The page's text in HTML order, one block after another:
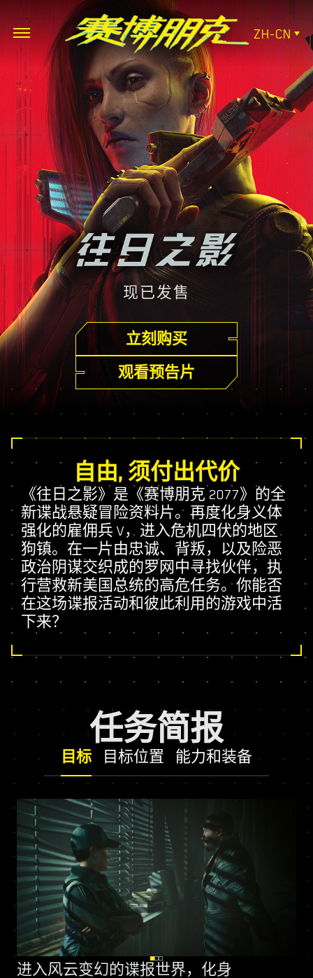
ZH-CN
现已发售
立刻购买
观看预告片
自由, 须付出代价
《往日之影》是《赛博朋克 2077》的全
新谍战悬疑冒险资料片。再度化身义体
强化的雇佣兵 V，进入危机四伏的地区
狗镇。在一片由忠诚、背叛，以及险恶
政治阴谋交织成的罗网中寻找伙伴，执
行营救新美国总统的高危任务。你能否
在这场谍报活动和彼此利用的游戏中活
下来？
任务简报
目标 目标位置 能力和装备
进入风云变幻的谍报世界，化身
全新技能树